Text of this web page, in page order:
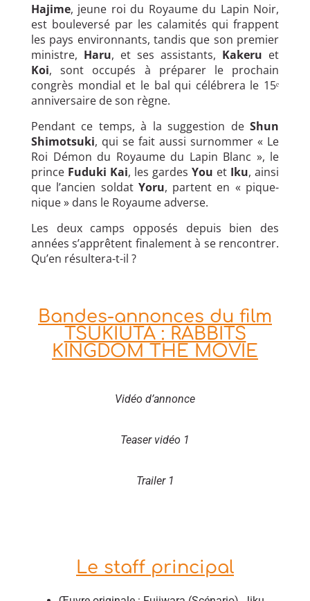
Hajime, jeune roi du Royaume du Lapin Noir,
est bouleversé par les calamités qui frappent
les pays environnants, tandis que son premier
ministre, Haru, et ses assistants, Kakeru et
Koi, sont occupés à préparer le prochain
congrès mondial et le bal qui célébrera le 15ᵉ
anniversaire de son règne.
Pendant ce temps, à la suggestion de Shun
Shimotsuki, qui se fait aussi surnommer « Le
Roi Démon du Royaume du Lapin Blanc », le
prince Fuduki Kai, les gardes You et Iku, ainsi
que l’ancien soldat Yoru, partent en « pique-
nique » dans le Royaume adverse.
Les deux camps opposés depuis bien des
années s’apprêtent finalement à se rencontrer.
Qu’en résultera-t-il ?
Bandes-annonces du film
TSUKIUTA : RABBITS
KINGDOM THE MOVIE
Vidéo d’annonce
Teaser vidéo 1
Trailer 1
Le staff principal